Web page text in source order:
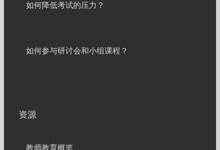
如何降低考试的压力？
如何参与研讨会和小组课程？
资源
教师教育概览